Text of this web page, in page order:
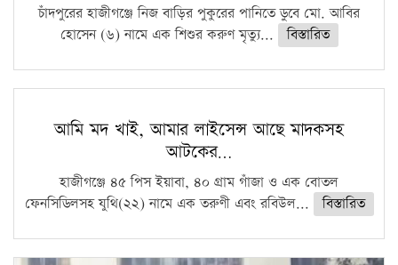
চাঁদপুরের হাজীগঞ্জে নিজ বাড়ির পুকুরের পানিতে ডুবে মো. আবির
হোসেন (৬) নামে এক শিশুর করুণ মৃত্যু...
বিস্তারিত
আমি মদ খাই, আমার লাইসেন্স আছে মাদকসহ
আটকের…
হাজীগঞ্জে ৪৫ পিস ইয়াবা, ৪০ গ্রাম গাঁজা ও এক বোতল
ফেনসিডিলসহ যুথি(২২) নামে এক তরুণী এবং রবিউল...
বিস্তারিত